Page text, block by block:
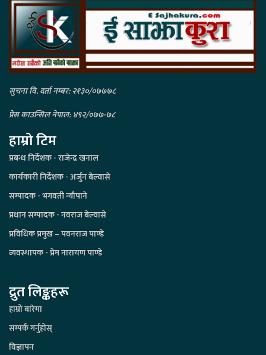
सुचना वि. दर्ता नम्बर: २१३०/०७७७८
प्रेस काउन्सिल नेपाल: ४९२/०७७-७८
हाम्रो टिम
प्रबन्ध निर्देशक - राजेन्द्र खनाल
कार्यकारी निर्देशक - अर्जुन बेल्वासे
सम्पादक - भगवती न्यौपाने
प्रधान सम्पादक - नवराज बेल्वासे
प्रविधिक प्रमुख – पवनराज पाण्डे
व्यवस्थापक - प्रेम नारायण पाण्डे
द्रुत लिङ्कहरू
हाम्रो बारेमा
सम्पर्क गर्नुहोस्
विज्ञापन